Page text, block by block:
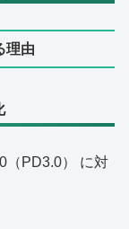
理由
（PD3.0） に対